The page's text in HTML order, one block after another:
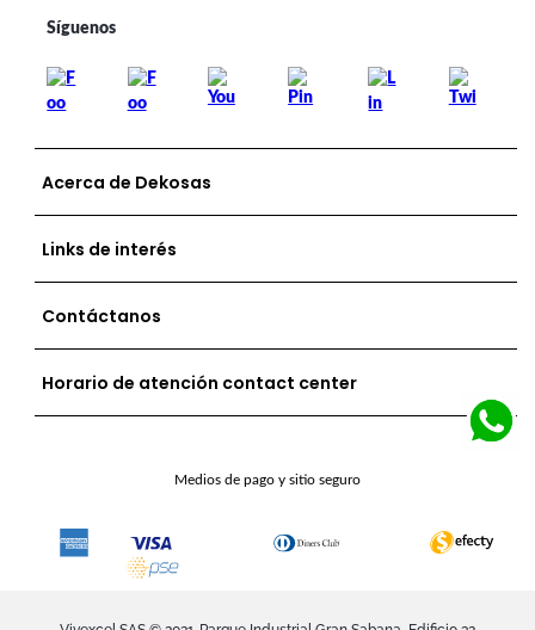
Acerca de Dekosas
Links de interés
Contáctanos
Horario de atención contact center
Medios de pago y sitio seguro